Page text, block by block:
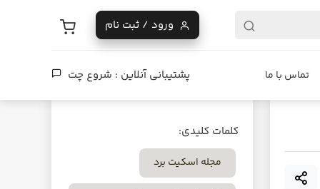
ورود / ثبت نام
تماس با ما پشتیبانی آنلاین : شروع چت
کلمات کلیدی:
مجله اسکیت برد